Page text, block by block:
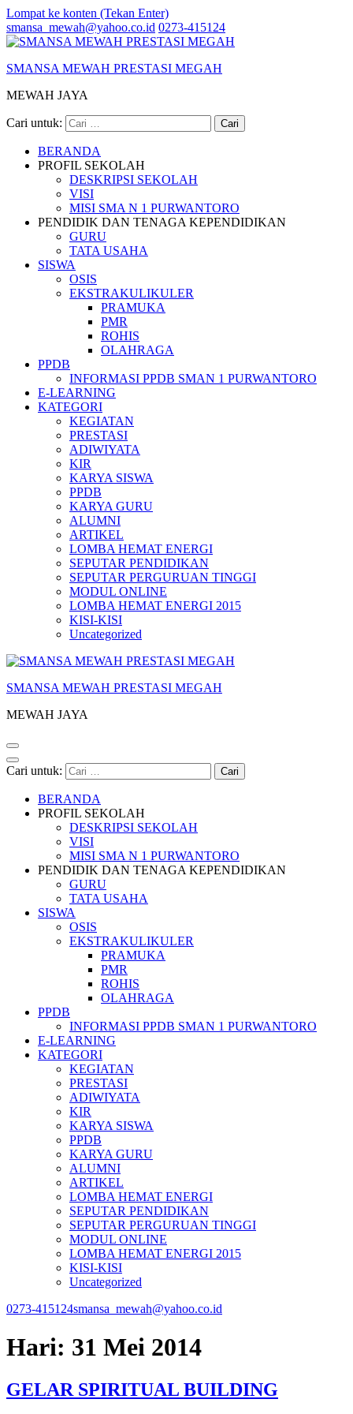
Lompat ke konten (Tekan Enter)
smansa_mewah@yahoo.co.id 0273-415124
SMANSA MEWAH PRESTASI MEGAH
MEWAH JAYA
Cari untuk:
BERANDA
PROFIL SEKOLAH
DESKRIPSI SEKOLAH
VISI
MISI SMA N 1 PURWANTORO
PENDIDIK DAN TENAGA KEPENDIDIKAN
GURU
TATA USAHA
SISWA
OSIS
EKSTRAKULIKULER
PRAMUKA
PMR
ROHIS
OLAHRAGA
PPDB
INFORMASI PPDB SMAN 1 PURWANTORO
E-LEARNING
KATEGORI
KEGIATAN
PRESTASI
ADIWIYATA
KIR
KARYA SISWA
PPDB
KARYA GURU
ALUMNI
ARTIKEL
LOMBA HEMAT ENERGI
SEPUTAR PENDIDIKAN
SEPUTAR PERGURUAN TINGGI
MODUL ONLINE
LOMBA HEMAT ENERGI 2015
KISI-KISI
Uncategorized
SMANSA MEWAH PRESTASI MEGAH
MEWAH JAYA
Cari untuk:
BERANDA
PROFIL SEKOLAH
DESKRIPSI SEKOLAH
VISI
MISI SMA N 1 PURWANTORO
PENDIDIK DAN TENAGA KEPENDIDIKAN
GURU
TATA USAHA
SISWA
OSIS
EKSTRAKULIKULER
PRAMUKA
PMR
ROHIS
OLAHRAGA
PPDB
INFORMASI PPDB SMAN 1 PURWANTORO
E-LEARNING
KATEGORI
KEGIATAN
PRESTASI
ADIWIYATA
KIR
KARYA SISWA
PPDB
KARYA GURU
ALUMNI
ARTIKEL
LOMBA HEMAT ENERGI
SEPUTAR PENDIDIKAN
SEPUTAR PERGURUAN TINGGI
MODUL ONLINE
LOMBA HEMAT ENERGI 2015
KISI-KISI
Uncategorized
0273-415124smansa_mewah@yahoo.co.id
Hari: 31 Mei 2014
GELAR SPIRITUAL BUILDING